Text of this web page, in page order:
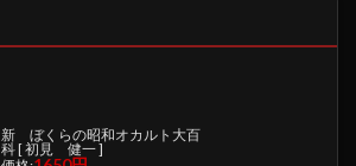
新 ぼくらの昭和オカルト大百
科 [ 初見 健一 ]